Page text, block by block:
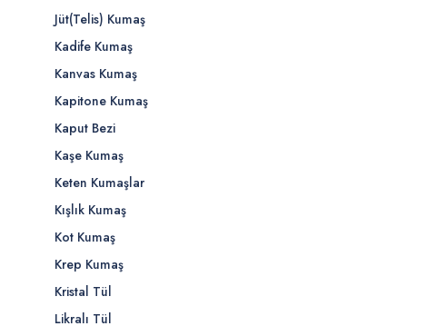
Jüt(Telis) Kumaş
Kadife Kumaş
Kanvas Kumaş
Kapitone Kumaş
Kaput Bezi
Kaşe Kumaş
Keten Kumaşlar
Kışlık Kumaş
Kot Kumaş
Krep Kumaş
Kristal Tül
Likralı Tül